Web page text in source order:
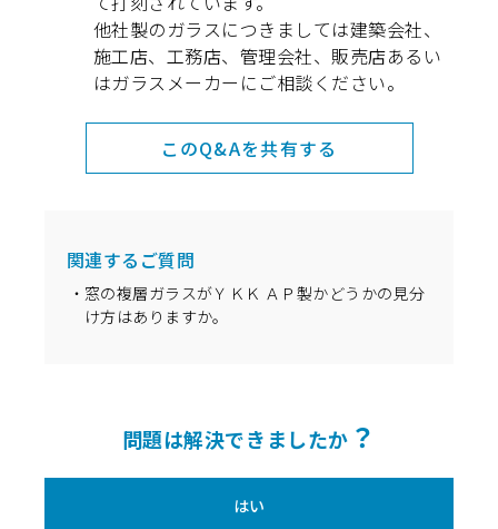
他社製のガラスにつきましては建築会社、
施工店、工務店、管理会社、販売店あるい
はガラスメーカーにご相談ください。
このQ&Aを共有する
関連するご質問
窓の複層ガラスがＹＫＫ ＡＰ製かどうかの見分
け方はありますか。
問題は解決できましたか ？
はい